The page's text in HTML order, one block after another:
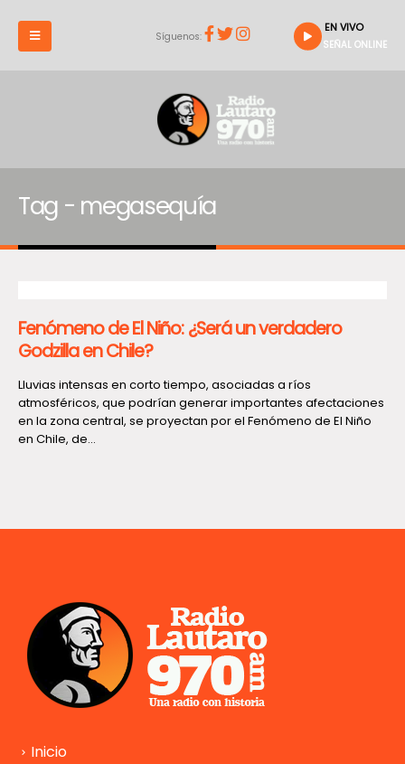
Síguenos:
EN VIVO
SEÑAL ONLINE
Tag - megasequía
Fenómeno de El Niño: ¿Será un verdadero
Godzilla en Chile?
Lluvias intensas en corto tiempo, asociadas a ríos
atmosféricos, que podrían generar importantes afectaciones
en la zona central, se proyectan por el Fenómeno de El Niño
en Chile, de...
Inicio